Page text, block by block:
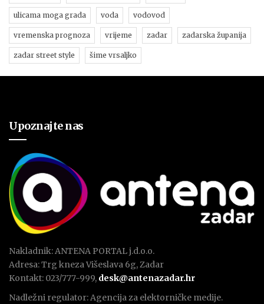
ulicama moga grada voda vodovod
vremenska prognoza vrijeme zadar zadarska županija
zadar street style šime vrsaljko
Upoznajte nas
Nakladnik: ANTENA PORTAL j.d.o.o.
Adresa: Trg kneza Višeslava 6g, Zadar
Kontakt: 023/777-999, desk@antenazadar.hr
Nadležni regulator: Agencija za elektorničke medije.